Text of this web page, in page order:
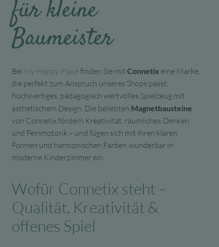
für kleine
Baumeister
Bei My Happy Place finden Sie mit Connetix eine Marke,
die perfekt zum Anspruch unseres Shops passt:
hochwertiges, pädagogisch wertvolles Spielzeug mit
ästhetischem Design. Die beliebten Magnetbausteine
von Connetix fördern Kreativität, räumliches Denken
und Feinmotorik – und fügen sich mit ihren klaren
Formen und harmonischen Farben wunderbar in
moderne Kinderzimmer ein.
Wofür Connetix steht –
Qualität, Kreativität &
offenes Spiel